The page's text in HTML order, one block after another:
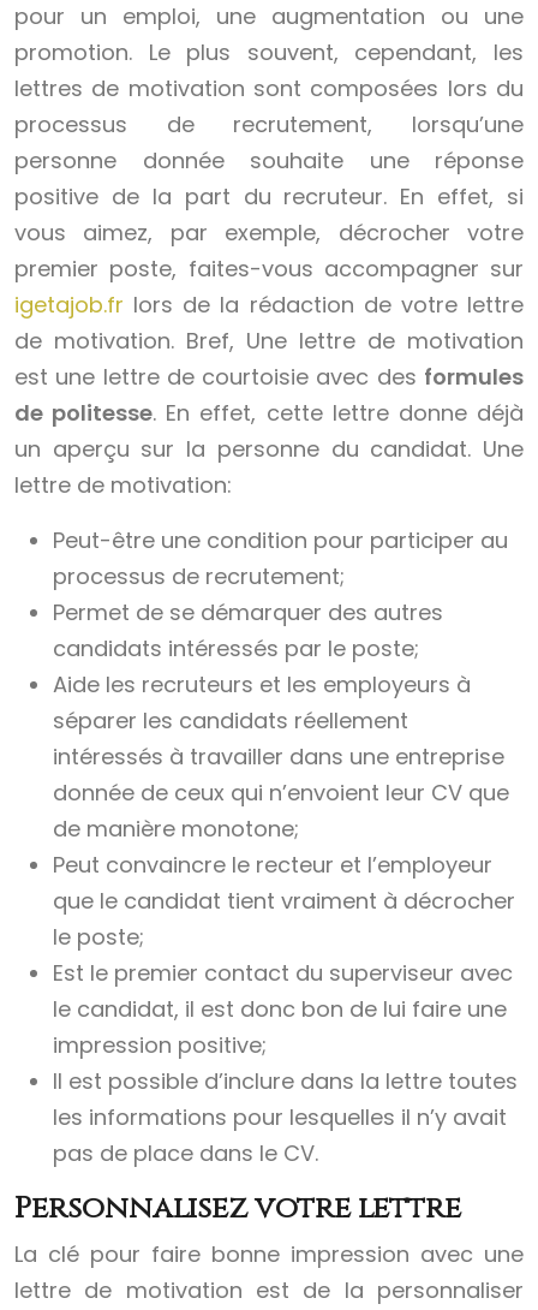
pour un emploi, une augmentation ou une
promotion. Le plus souvent, cependant, les
lettres de motivation sont composées lors du
processus de recrutement, lorsqu’une
personne donnée souhaite une réponse
positive de la part du recruteur. En effet, si
vous aimez, par exemple, décrocher votre
premier poste, faites-vous accompagner sur
igetajob.fr lors de la rédaction de votre lettre
de motivation. Bref, Une lettre de motivation
est une lettre de courtoisie avec des formules
de politesse. En effet, cette lettre donne déjà
un aperçu sur la personne du candidat. Une
lettre de motivation:
Peut-être une condition pour participer au
processus de recrutement;
Permet de se démarquer des autres
candidats intéressés par le poste;
Aide les recruteurs et les employeurs à
séparer les candidats réellement
intéressés à travailler dans une entreprise
donnée de ceux qui n’envoient leur CV que
de manière monotone;
Peut convaincre le recteur et l’employeur
que le candidat tient vraiment à décrocher
le poste;
Est le premier contact du superviseur avec
le candidat, il est donc bon de lui faire une
impression positive;
Il est possible d’inclure dans la lettre toutes
les informations pour lesquelles il n’y avait
pas de place dans le CV.
Personnalisez votre lettre
La clé pour faire bonne impression avec une
lettre de motivation est de la personnaliser